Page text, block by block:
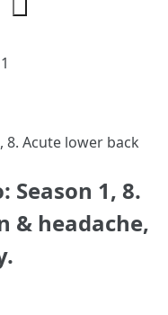
Season 1, 8.
& headache,